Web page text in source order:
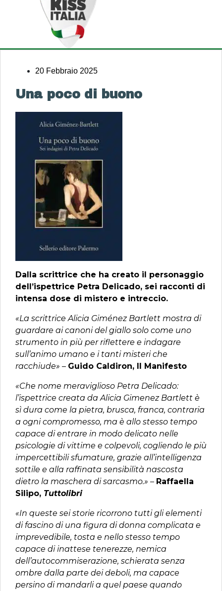
20 Febbraio 2025
Una poco di buono
Dalla scrittrice che ha creato il personaggio
dell’ispettrice Petra Delicado, sei racconti di
intensa dose di mistero e intreccio.
«La scrittrice Alicia Giménez Bartlett mostra di
guardare ai canoni del giallo solo come uno
strumento in più per riflettere e indagare
sull’animo umano e i tanti misteri che
racchiude» – Guido Caldiron, Il Manifesto
«Che nome meraviglioso Petra Delicado:
l’ispettrice creata da Alicia Gimenez Bartlett è
sì dura come la pietra, brusca, franca, contraria
a ogni compromesso, ma è allo stesso tempo
capace di entrare in modo delicato nelle
psicologie di vittime e colpevoli, cogliendo le più
impercettibili sfumature, grazie all’intelligenza
sottile e alla raffinata sensibilità nascosta
dietro la maschera di sarcasmo.» – Raffaella
Silipo, Tuttolibri
«In queste sei storie ricorrono tutti gli elementi
di fascino di una figura di donna complicata e
imprevedibile, tosta e nello stesso tempo
capace di inattese tenerezze, nemica
dell’autocommiserazione, schierata senza
ombre dalla parte dei deboli, ma capace
persino di mandarli a quel paese quando